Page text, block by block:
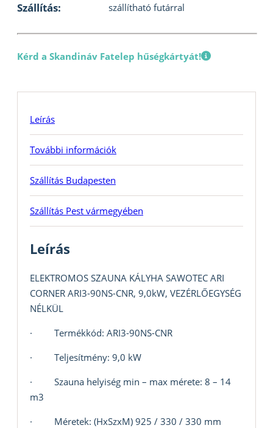
Szállítás: szállítható futárral
Kérd a Skandináv Fatelep hűségkártyát!
Leírás
További információk
Szállítás Budapesten
Szállítás Pest vármegyében
Leírás
ELEKTROMOS SZAUNA KÁLYHA SAWOTEC ARI
CORNER ARI3-90NS-CNR, 9,0kW, VEZÉRLŐEGYSÉG
NÉLKÜL
· Termékkód: ARI3-90NS-CNR
· Teljesítmény: 9,0 kW
· Szauna helyiség min – max mérete: 8 – 14
m3
· Méretek: (HxSzxM) 925 / 330 / 330 mm